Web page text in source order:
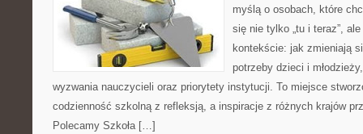
myślą o osobach, które
się nie tylko „tu i teraz”,
kontekście: jak zmieniają
potrzeby dzieci i
wyzwania nauczycieli oraz priorytety instytucji. To miejsce
codzienność szkolną z refleksją, a inspiracje z różnych krajów
Polecamy Szkoła […]